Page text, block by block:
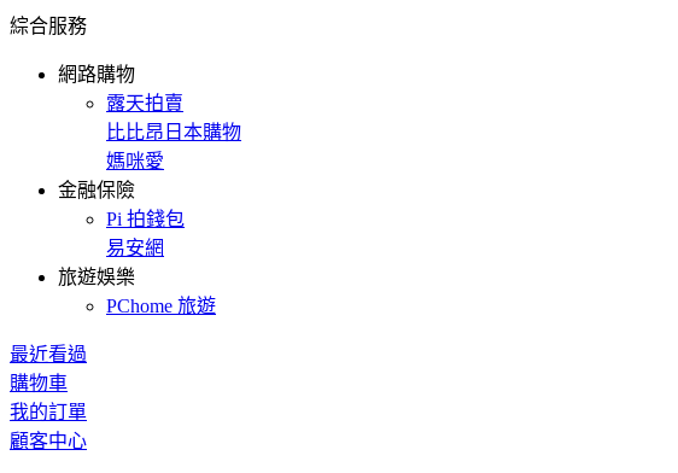
綜合服務
網路購物
露天拍賣
比比昂日本購物
媽咪愛
金融保險
Pi 拍錢包
易安網
旅遊娛樂
PChome 旅遊
最近看過
購物車
我的訂單
顧客中心